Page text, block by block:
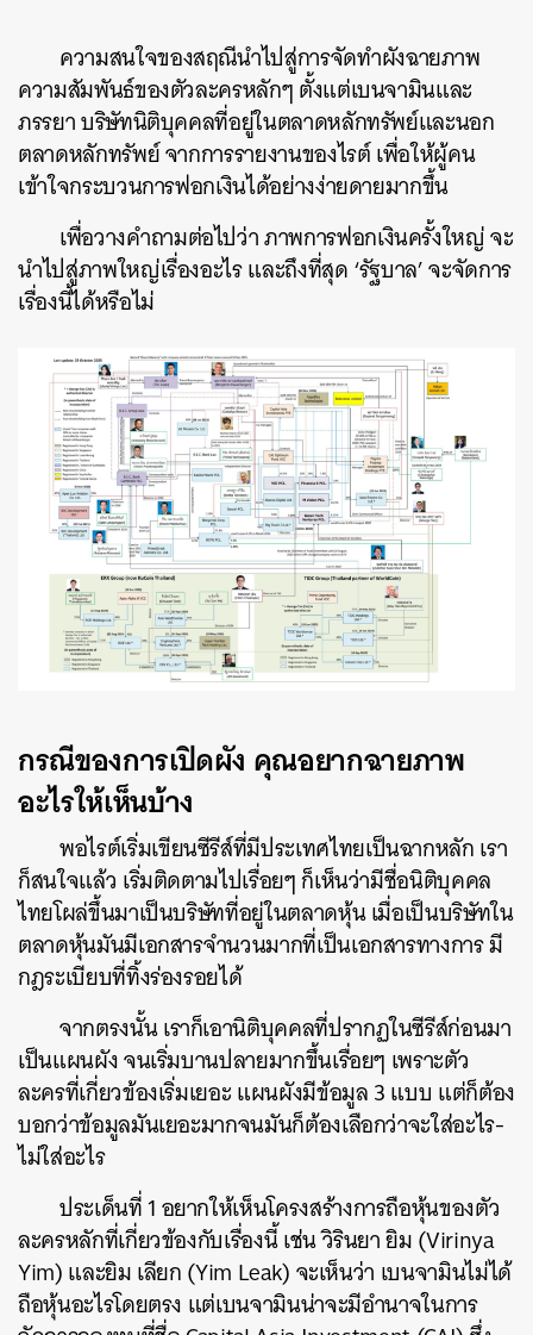
ความสนใจของสฤณีนำไปสู่การจัดทำผังฉายภาพ
ความสัมพันธ์ของตัวละครหลักๆ ตั้งแต่เบนจามินและ
ภรรยา บริษัทนิติบุคคลที่อยู่ในตลาดหลักทรัพย์และนอก
ตลาดหลักทรัพย์ จากการรายงานของไรต์ เพื่อให้ผู้คน
เข้าใจกระบวนการฟอกเงินได้อย่างง่ายดายมากขึ้น
เพื่อวางคำถามต่อไปว่า ภาพการฟอกเงินครั้งใหญ่ จะ
นำไปสู่ภาพใหญ่เรื่องอะไร และถึงที่สุด ‘รัฐบาล’ จะจัดการ
เรื่องนี้ได้หรือไม่
กรณีของการเปิดผัง คุณอยากฉายภาพ
อะไรให้เห็นบ้าง
พอไรต์เริ่มเขียนซีรีส์ที่มีประเทศไทยเป็นฉากหลัก เรา
ก็สนใจแล้ว เริ่มติดตามไปเรื่อยๆ ก็เห็นว่ามีชื่อนิติบุคคล
ไทยโผล่ขึ้นมาเป็นบริษัทที่อยู่ในตลาดหุ้น เมื่อเป็นบริษัทใน
ตลาดหุ้นมันมีเอกสารจำนวนมากที่เป็นเอกสารทางการ มี
กฎระเบียบที่ทิ้งร่องรอยได้
จากตรงนั้น เราก็เอานิติบุคคลที่ปรากฏในซีรีส์ก่อนมา
เป็นแผนผัง จนเริ่มบานปลายมากขึ้นเรื่อยๆ เพราะตัว
ละครที่เกี่ยวข้องเริ่มเยอะ แผนผังมีข้อมูล 3 แบบ แต่ก็ต้อง
บอกว่าข้อมูลมันเยอะมากจนมันก็ต้องเลือกว่าจะใส่อะไร-
ไม่ใส่อะไร
ประเด็นที่ 1 อยากให้เห็นโครงสร้างการถือหุ้นของตัว
ละครหลักที่เกี่ยวข้องกับเรื่องนี้ เช่น วิรินยา ยิม (Virinya
Yim) และยิม เลียก (Yim Leak) จะเห็นว่า เบนจามินไม่ได้
ถือหุ้นอะไรโดยตรง แต่เบนจามินน่าจะมีอำนาจในการ